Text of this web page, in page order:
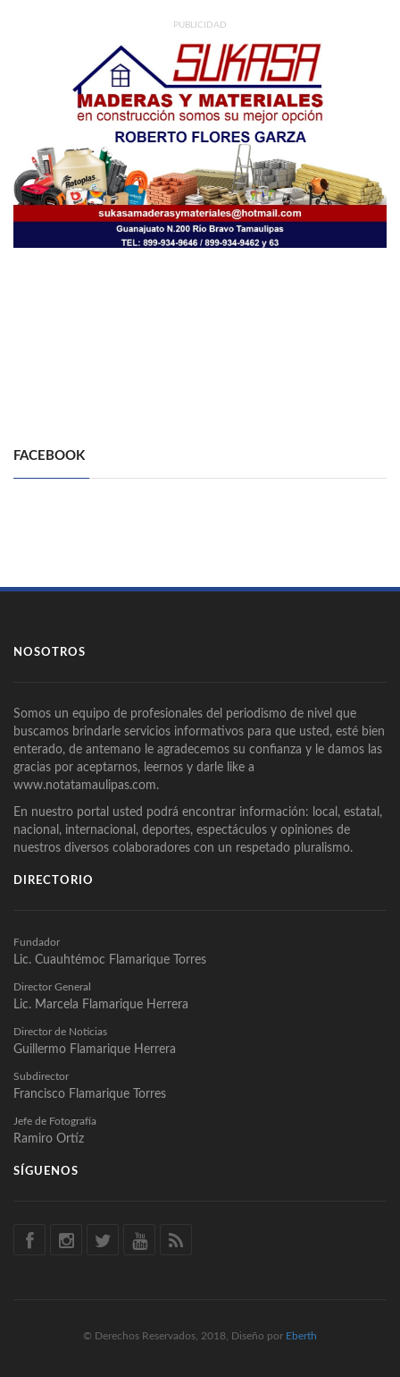
PUBLICIDAD
FACEBOOK
NOSOTROS
Somos un equipo de profesionales del periodismo de nivel que
buscamos brindarle servicios informativos para que usted, esté bien
enterado, de antemano le agradecemos su confianza y le damos las
gracias por aceptarnos, leernos y darle like a
www.notatamaulipas.com.
En nuestro portal usted podrá encontrar información: local, estatal,
nacional, internacional, deportes, espectáculos y opiniones de
nuestros diversos colaboradores con un respetado pluralismo.
DIRECTORIO
Fundador
Lic. Cuauhtémoc Flamarique Torres
Director General
Lic. Marcela Flamarique Herrera
Director de Noticias
Guillermo Flamarique Herrera
Subdirector
Francisco Flamarique Torres
Jefe de Fotografía
Ramiro Ortíz
SÍGUENOS
© Derechos Reservados, 2018, Diseño por Eberth